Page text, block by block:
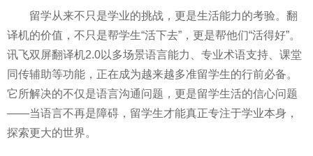
留学从来不只是学业的挑战，更是生活能力的考验。翻
译机的价值，不只是帮学生“活下去”，更是帮他们“活得好”。
讯飞双屏翻译机2.0以多场景语言能力、专业术语支持、课堂
同传辅助等功能，正在成为越来越多准留学生的行前必备。
它所解决的不仅是语言沟通问题，更是留学生活的信心问题
——当语言不再是障碍，留学生才能真正专注于学业本身，
探索更大的世界。